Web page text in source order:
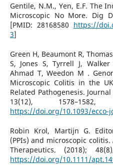
Gentile, N.M., Yen, E.F. The
Microscopic No More. Dig
[PMID: 28168580 https://
3]
Green H, Beaumont R,
S, Jones S, Tyrrell J,
Ahmad T, Weedon M .
Microscopic Colitis in the
Related Pathogenesis.
13(12), 1578–1582,
https://doi.org/10.1093/ecco-
Robin Krol, Martijn G.
(PPIs) and microscopic
Therapeutics. (2018);
https://doi.org/10.1111/